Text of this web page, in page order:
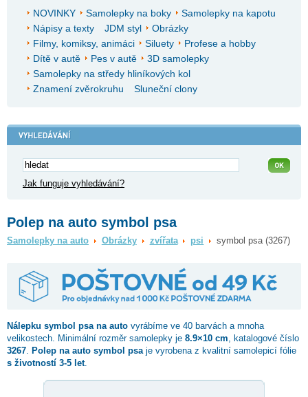
NOVINKY Samolepky na boky
Samolepky na kapotu
Nápisy a texty
JDM styl
Obrázky
Filmy, komiksy, animáci
Siluety
Profese a hobby
Dítě v autě
Pes v autě
3D samolepky
Samolepky na středy hliníkových kol
Znamení zvěrokruhu
Sluneční clony
Jak funguje vyhledávání?
Polep na auto symbol psa
Samolepky na auto Obrázky zvířata psi symbol psa (3267)
Nálepku symbol psa na auto vyrábíme ve 40 barvách a mnoha
velikostech. Minimální rozměr samolepky je 8.9×10 cm , katalogové číslo
3267
Polep na auto symbol psa je vyrobena z kvalitní samolepicí fólie
s životností 3-5 let.